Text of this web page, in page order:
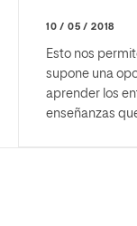
10 / 05 / 2018
Esto nos
supone una
aprender los
enseñanzas